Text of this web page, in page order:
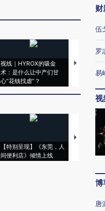
视线｜HYROX的吸金
术：是什么让中产们甘
心“花钱找虐”？
马航飞行
粒摇头丸
【特别呈现】《东莞，人
间便利店》倾情上线
【推广】
会，让数
伍
罗
易
视
博
唐